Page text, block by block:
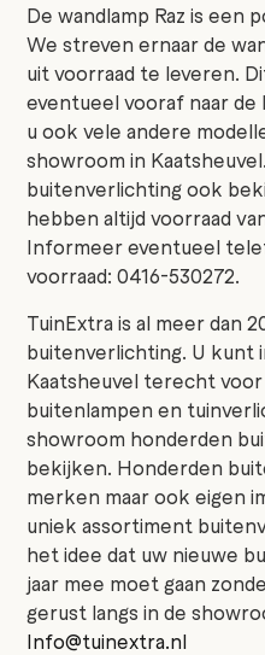
De wandlamp Raz is een
We streven ernaar de
uit voorraad te leveren.
eventueel vooraf naar
u ook vele andere
showroom in
buitenverlichting ook
hebben altijd voorraad
Informeer eventueel
voorraad: 0416-530272.
TuinExtra is al meer dan
buitenverlichting. U kunt
Kaatsheuvel terecht
buitenlampen en
showroom honderden
bekijken. Honderden
merken maar ook eigen
uniek assortiment
het idee dat uw nieuwe
jaar mee moet gaan
gerust langs in de
Info@tuinextra.nl